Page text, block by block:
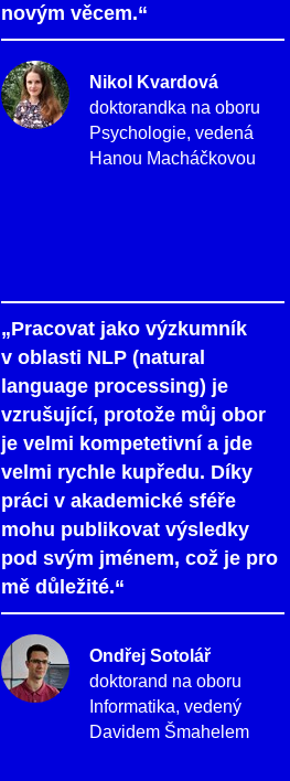
novým věcem.“
Nikol Kvardová
doktorandka na oboru
Psychologie, vedená
Hanou Macháčkovou
„Pracovat jako výzkumník
v oblasti NLP (natural
language processing) je
vzrušující, protože můj obor
je velmi kompetetivní a jde
velmi rychle kupředu. Díky
práci v akademické sféře
mohu publikovat výsledky
pod svým jménem, což je pro
mě důležité.“
Ondřej Sotolář
doktorand na oboru
Informatika, vedený
Davidem Šmahelem